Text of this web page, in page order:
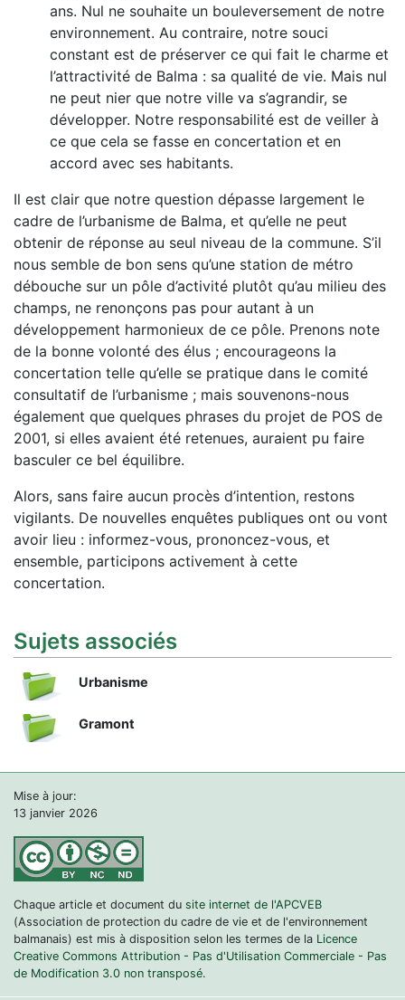
ans. Nul ne souhaite un bouleversement de notre
environnement. Au contraire, notre souci
constant est de préserver ce qui fait le charme et
l’attractivité de Balma : sa qualité de vie. Mais nul
ne peut nier que notre ville va s’agrandir, se
développer. Notre responsabilité est de veiller à
ce que cela se fasse en concertation et en
accord avec ses habitants.
Il est clair que notre question dépasse largement le
cadre de l’urbanisme de Balma, et qu’elle ne peut
obtenir de réponse au seul niveau de la commune. S’il
nous semble de bon sens qu’une station de métro
débouche sur un pôle d’activité plutôt qu’au milieu des
champs, ne renonçons pas pour autant à un
développement harmonieux de ce pôle. Prenons note
de la bonne volonté des élus ; encourageons la
concertation telle qu’elle se pratique dans le comité
consultatif de l’urbanisme ; mais souvenons-nous
également que quelques phrases du projet de POS de
2001, si elles avaient été retenues, auraient pu faire
basculer ce bel équilibre.
Alors, sans faire aucun procès d’intention, restons
vigilants. De nouvelles enquêtes publiques ont ou vont
avoir lieu : informez-vous, prononcez-vous, et
ensemble, participons activement à cette
concertation.
Sujets associés
Urbanisme
Gramont
Mise à jour:
13 janvier 2026
Chaque article et document du site internet de l'APCVEB
(Association de protection du cadre de vie et de l'environnement
balmanais) est mis à disposition selon les termes de la Licence
Creative Commons Attribution - Pas d'Utilisation Commerciale - Pas
de Modification 3.0 non transposé.